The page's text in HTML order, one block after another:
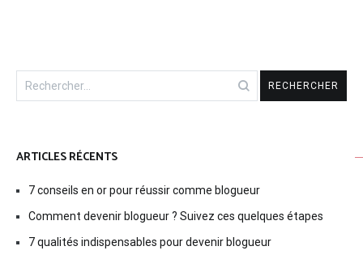
Rechercher :
ARTICLES RÉCENTS
7 conseils en or pour réussir comme blogueur
Comment devenir blogueur ? Suivez ces quelques étapes
7 qualités indispensables pour devenir blogueur